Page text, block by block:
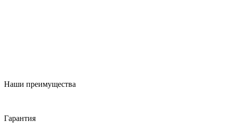
Наши преимущества
Гарантия